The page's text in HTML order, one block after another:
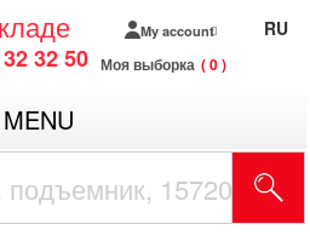
32 50
My account
Моя выборка 0
RU
MENU